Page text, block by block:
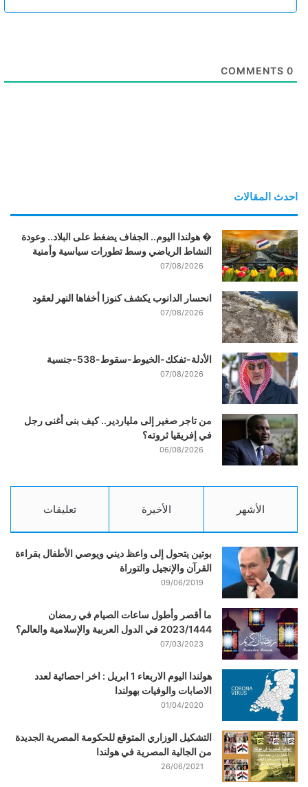
0
احدث المقالات
� هولندا اليوم.. الجفاف يضغط على البلاد.. وعودة
النشاط الرياضي وسط تطورات سياسية وأمنية
07/08/2026
انحسار الدانوب يكشف كنوزا أخفاها النهر لعقود
07/08/2026
الأدلة-تفكك-الخيوط-سقوط-538-جنسية
07/08/2026
من تاجر صغير إلى ملياردير.. كيف بنى أغنى رجل
في إفريقيا ثروته؟
06/08/2026
الأشهر الأخيرة تعليقات
بوتين يتحول إلى واعظ ديني ويوصي الأطفال بقراءة
القرآن والإنجيل والتوراة
09/06/2019
ما أقصر وأطول ساعات الصيام في رمضان
2023/1444 في الدول العربية والإسلامية والعالم؟
07/03/2023
هولندا اليوم الاربعاء 1 ابريل : اخر احصائية لعدد
الاصابات والوفيات بهولندا
01/04/2020
التشكيل الوزاري المتوقع للحكومة المصرية الجديدة
من الجالية المصرية في هولندا
26/06/2021